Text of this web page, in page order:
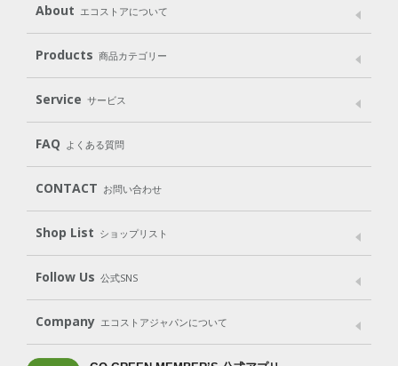
About エコストアについて
メッセージ ブランドストーリー
パッケージへのこだわり
動物実験をしない
Products 商品カテゴリー
Laundry
Cleaning Baby Kids
Body（ボディ） Hair（ヘア） Oral care（オーラルケア）
Goods （グッズ）
Gift set
Service サービス
User Guide
Subscription（定期便）
FAQ よくある質問
CONTACT お問い合わせ
Shop List ショップリスト
Shop List
Follow Us 公式SNS
LINE＠ Instagram Facebook
Company エコストアジャパンについて
会社案内 ご利用規約 プライバシーポリシー